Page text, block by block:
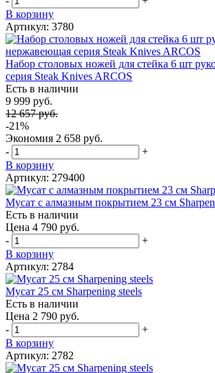
В корзину
Артикул: 3780
Набор столовых ножей для стейка 6 шт
серия Steak Knives ARCOS
Есть в наличии
9 999 руб.
12 657 руб.
-21%
Экономия 2 658 руб.
-
+
В корзину
Артикул: 279400
Мусат с алмазным покрытием 23 см
Есть в наличии
Цена 4 790 руб.
-
+
В корзину
Артикул: 2784
Мусат 25 см Sharpening steels
Есть в наличии
Цена 2 790 руб.
-
+
В корзину
Артикул: 2782